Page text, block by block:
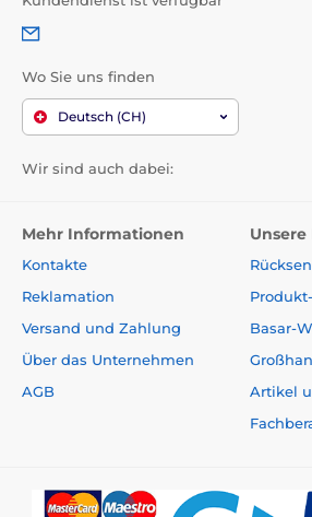
Wo Sie uns finden
Deutsch (CH)
Wir sind auch dabei:
Mehr Informationen
Kontakte
Reklamation
Versand und Zahlung
Über das Unternehmen
AGB
Basar-
Artikel